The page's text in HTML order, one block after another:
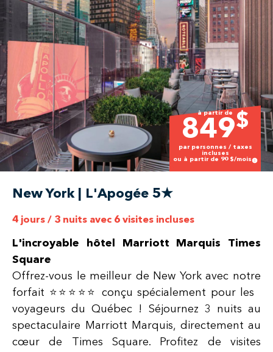
à partir de
849$
par personnes / taxes
incluses
ou à partir de 90$/mois
New York | L'Apogée 5★
4 jours / 3 nuits avec 6 visites incluses
L'incroyable hôtel Marriott Marquis Times
Square
Offrez-vous le meilleur de New York avec notre
forfait ⭐️⭐️⭐️⭐️⭐️ conçu spécialement pour les
voyageurs du Québec ! Séjournez 3 nuits au
spectaculaire Marriott Marquis, directement au
cœur de Times Square. Profitez de visites